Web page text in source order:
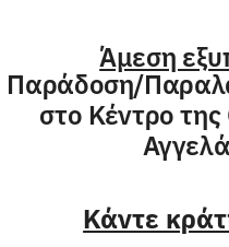
Άμεση
Παράδοση/
στο Κέντρο
Κάντε